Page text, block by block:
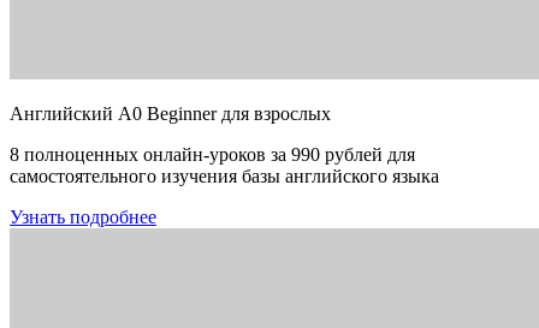
Английский A0 Beginner для взрослых
8 полноценных онлайн-уроков за 990 рублей для
самостоятельного изучения базы английского языка
Узнать подробнее